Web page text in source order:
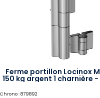
Ferme portillon Locinox
150 kg argent 1 charnière -
Chrono :879892